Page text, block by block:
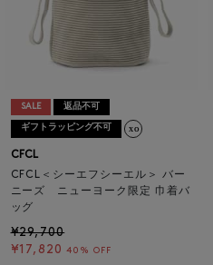
SALE 返品不可
ギフトラッピング不可
CFCL
CFCL＜シーエフシーエル＞ バー
ニーズ ニューヨーク限定 巾着バ
ッグ
¥29,700
¥17,820 40% OFF